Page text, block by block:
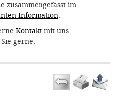
zusammengefasst im
Information.
Kontaktmit uns
gerne.